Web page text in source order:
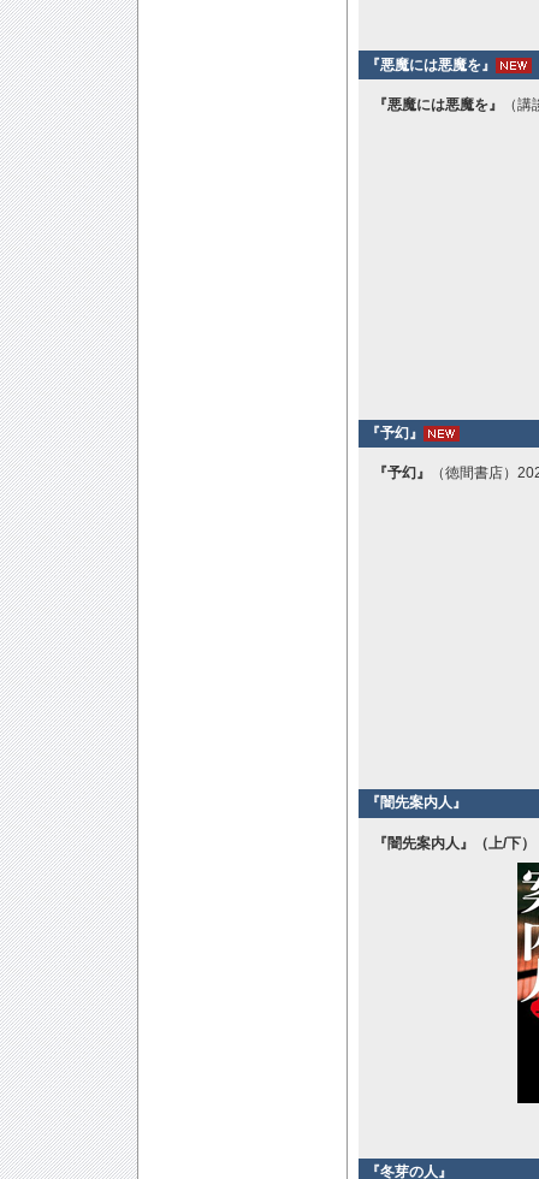
『悪魔には悪魔を』
『悪魔には悪魔を』 （
『予幻』
『予幻』 （徳間書店）
『闇先案内人』
『闇先案内人』（上/下）
『冬芽の人』